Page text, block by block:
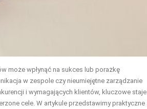
może wpłynąć na sukces lub porażkę
w zespole czy nieumiejętne zarządzanie
i wymagających klientów, kluczowe staje
cele. W artykule przedstawimy praktyczne